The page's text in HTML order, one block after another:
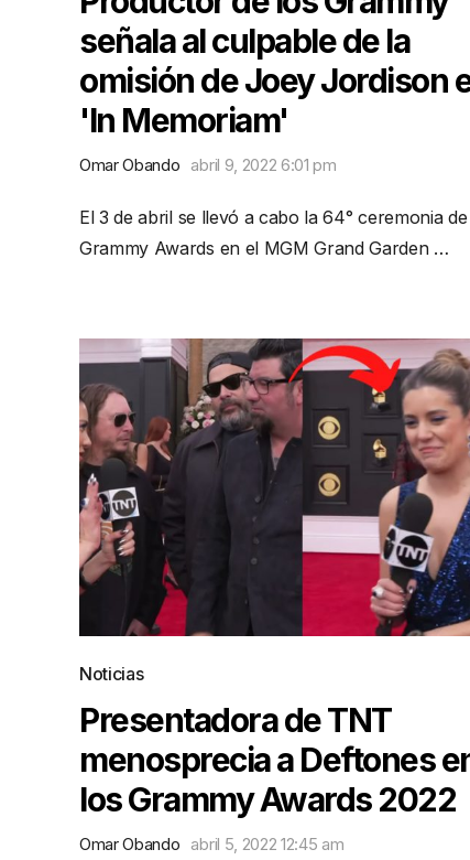
señala al culpable de la
omisión de Joey Jordison
'In Memoriam'
Omar Obando abril 9, 2022 6:01 pm
El 3 de abril se llevó a cabo la 64° ceremonia
Grammy Awards en el MGM Grand Garden …
Noticias
Presentadora de TNT
menosprecia a Deftones
los Grammy Awards 2022
Omar Obando abril 5, 2022 12:45 am